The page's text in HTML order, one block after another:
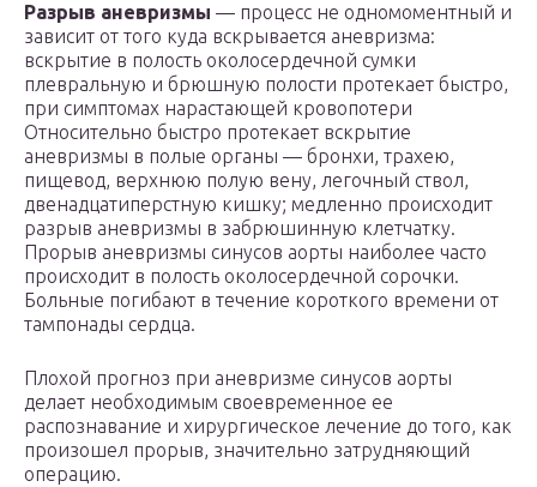
Разрыв аневризмы — процесс не одномоментный и
зависит от того куда вскрывается аневризма:
вскрытие в полость околосердечной сумки
плевральную и брюшную полости протекает быстро,
при симптомах нарастающей кровопотери
Относительно быстро протекает вскрытие
аневризмы в полые органы — бронхи, трахею,
пищевод, верхнюю полую вену, легочный ствол,
двенадцатиперстную кишку; медленно происходит
разрыв аневризмы в забрюшинную клетчатку.
Прорыв аневризмы синусов аорты наиболее часто
происходит в полость околосердечной сорочки.
Больные погибают в течение короткого времени от
тампонады сердца.
Плохой прогноз при аневризме синусов аорты
делает необходимым своевременное ее
распознавание и хирургическое лечение до того, как
произошел прорыв, значительно затрудняющий
операцию.